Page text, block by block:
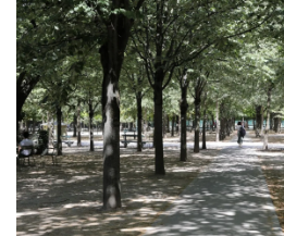
très
haut
dédiant
leur
onyx